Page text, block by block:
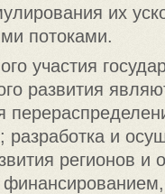
их
потоками.
участия
развития
и
регионов и